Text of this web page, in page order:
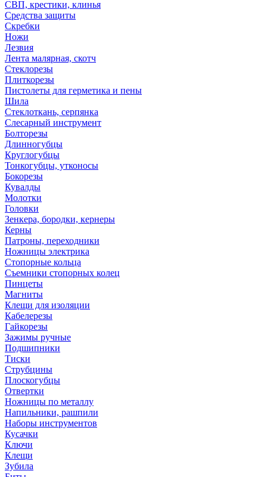
СВП, крестики, клинья
Средства защиты
Скребки
Ножи
Лезвия
Лента малярная, скотч
Стеклорезы
Плиткорезы
Пистолеты для герметика и пены
Шила
Стеклоткань, серпянка
Слесарный инструмент
Болторезы
Длинногубцы
Круглогубцы
Тонкогубцы, утконосы
Бокорезы
Кувалды
Молотки
Головки
Зенкера, бородки, кернеры
Керны
Патроны, переходники
Ножницы электрика
Стопорные кольца
Съемники стопорных колец
Пинцеты
Магниты
Клещи для изоляции
Кабелерезы
Гайкорезы
Зажимы ручные
Подшипники
Тиски
Струбцины
Плоскогубцы
Отвертки
Ножницы по металлу
Напильники, рашпили
Наборы инструментов
Кусачки
Ключи
Клещи
Зубила